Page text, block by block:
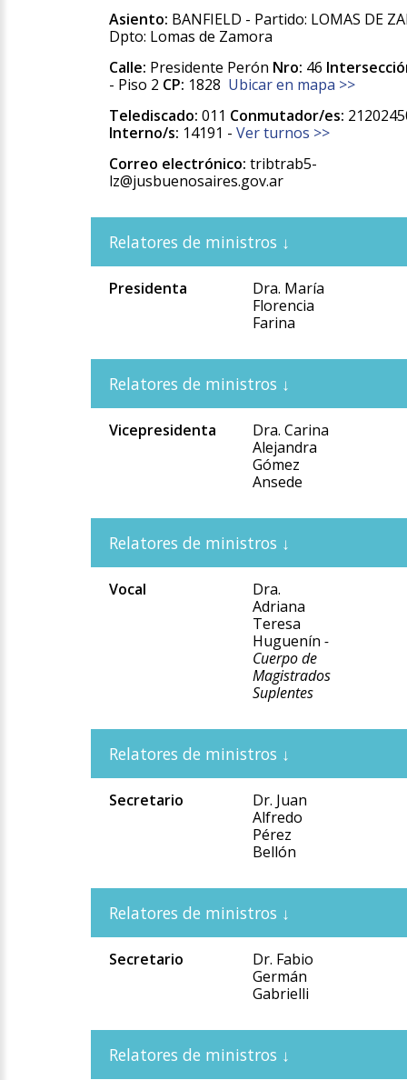
Asiento: BANFIELD - Partido: LOMAS DE
Dpto: Lomas de Zamora
Calle: Presidente Perón Nro: 46
- Piso 2 CP: 1828 Ubicar en mapa >>
Telediscado: 011 Conmutador/es:
Interno/s: 14191 - Ver turnos >>
Correo electrónico: tribtrab5-
lz@jusbuenosaires.gov.ar
Presidenta
Dra. María
Florencia
Farina
Vicepresidenta
Dra. Carina
Alejandra
Gómez
Ansede
Vocal
Dra.
Adriana
Teresa
Huguenín -
Cuerpo de
Magistrados
Suplentes
Secretario
Dr. Juan
Alfredo
Pérez
Bellón
Secretario
Dr. Fabio
Germán
Gabrielli